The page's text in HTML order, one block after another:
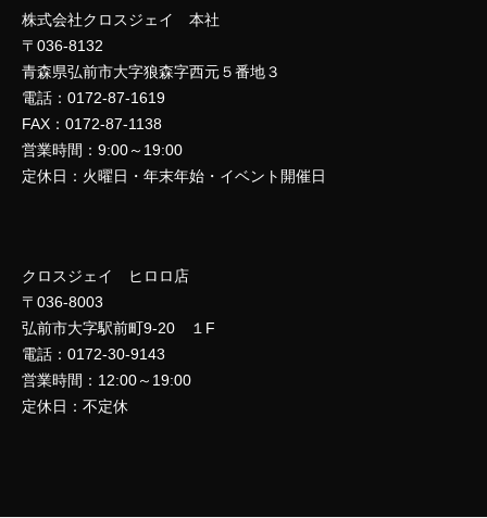
株式会社クロスジェイ 本社
〒036-8132
青森県弘前市大字狼森字西元５番地３
電話：0172-87-1619
FAX：0172-87-1138
営業時間：9:00～19:00
定休日：火曜日・年末年始・イベント開催日
クロスジェイ ヒロロ店
〒036-8003
弘前市大字駅前町9-20 １F
電話：0172-30-9143
営業時間：12:00～19:00
定休日：不定休